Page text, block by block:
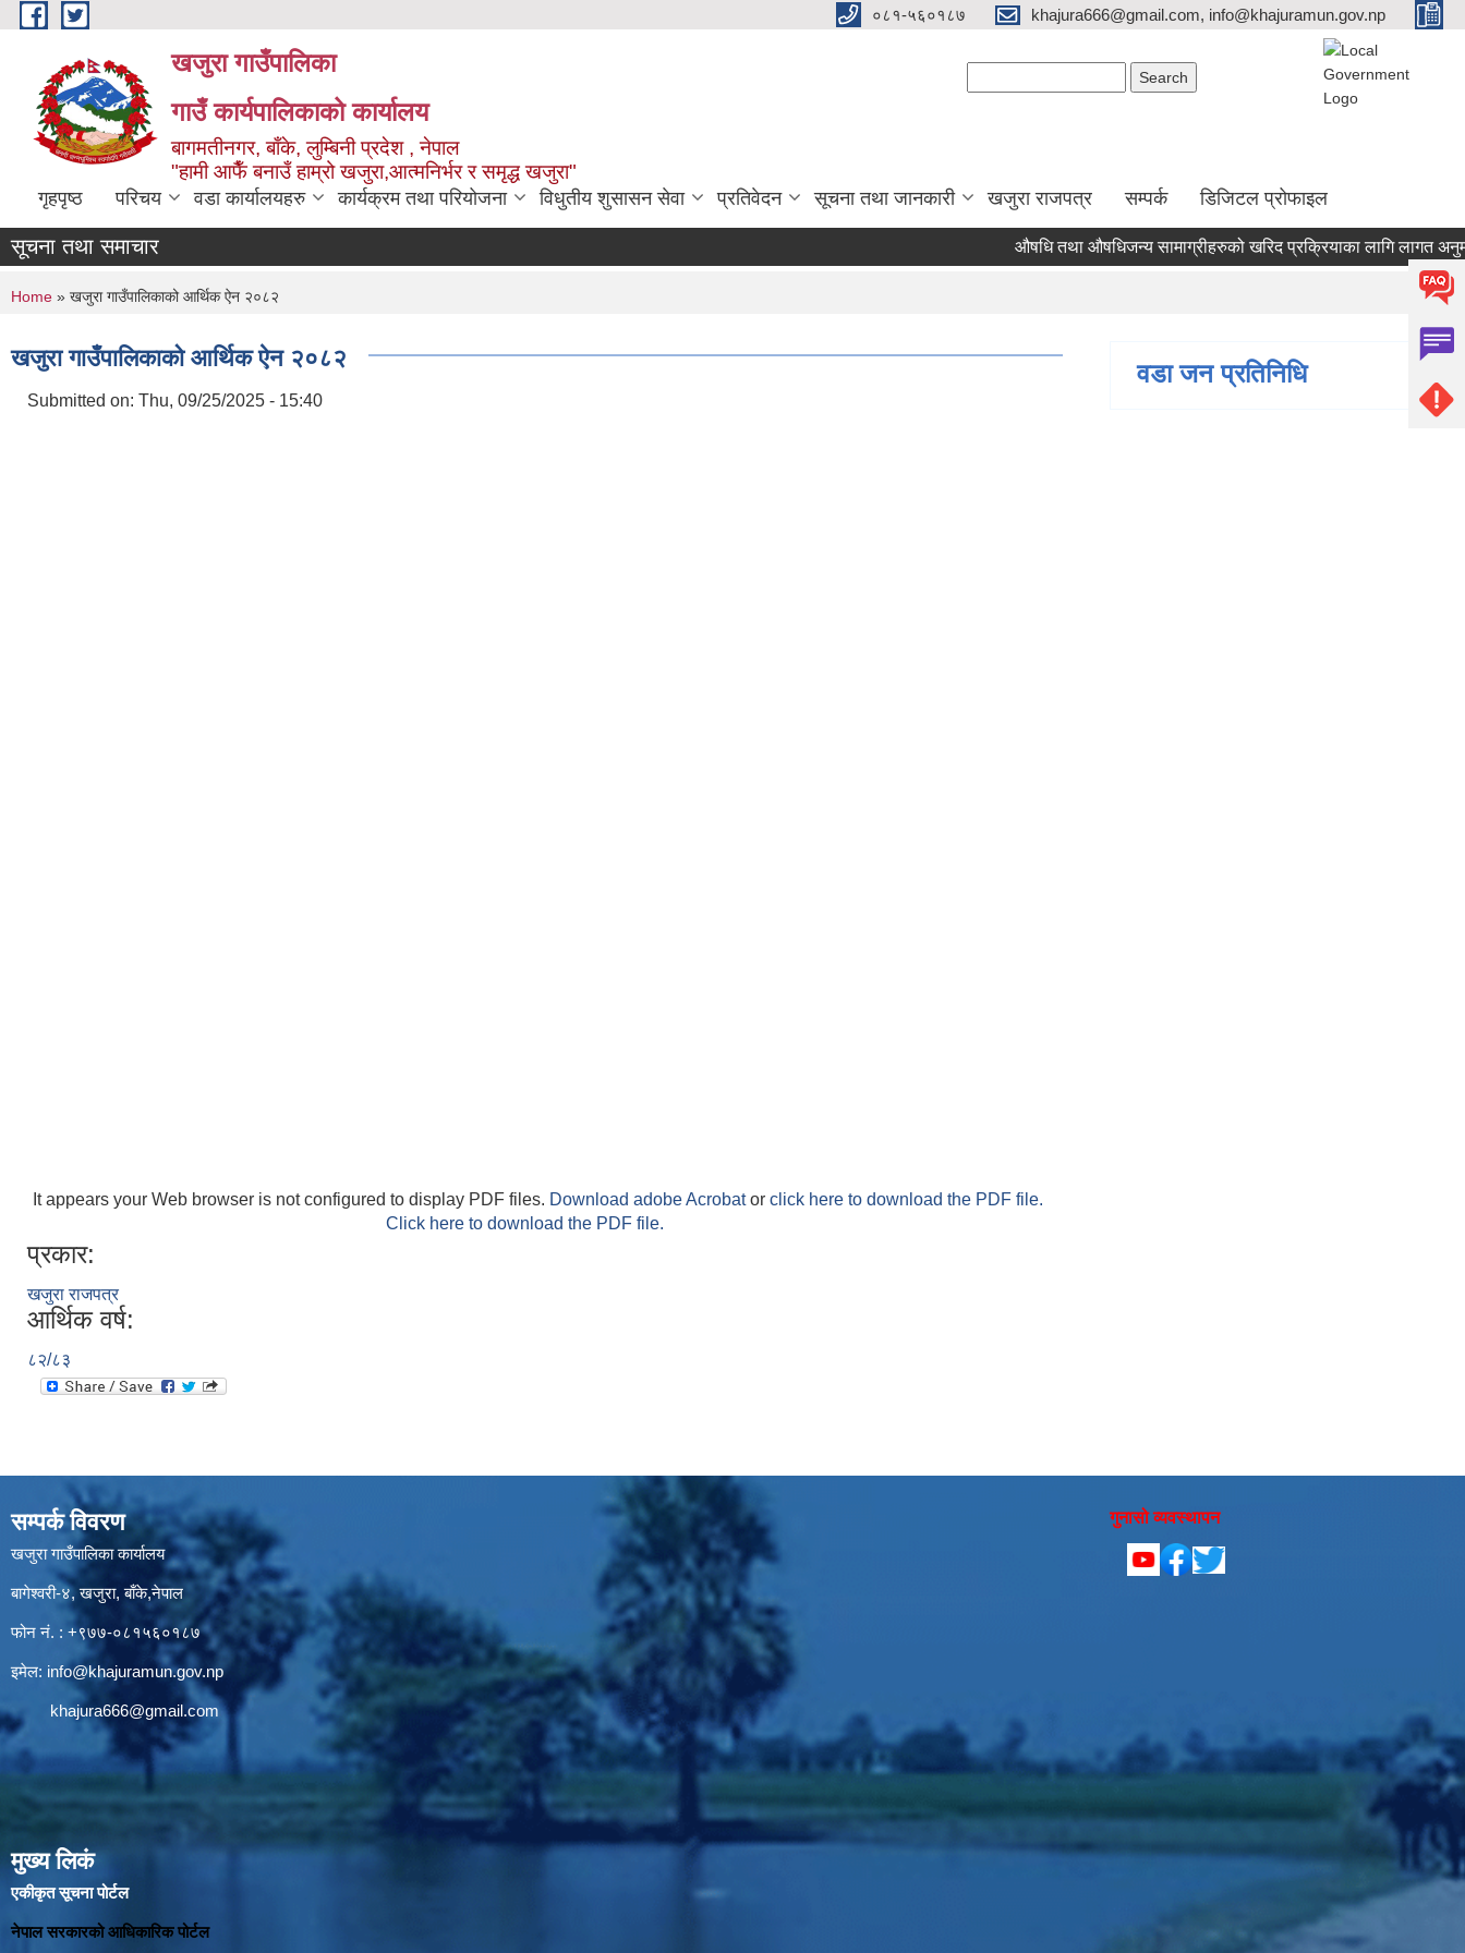
Skip to main content ०८१-५६०१८७ khajura666@gmail.com, info@khajuramun.gov.np
खजुरा गाउँपालिका
गाउँ कार्यपालिकाको कार्यालय
बागमतीनगर, बाँके, लुम्बिनी प्रदेश , नेपाल
"हामी आफैँ बनाउँ हाम्रो खजुरा,आत्मनिर्भर र समृद्ध खजुरा"
गृहपृष्ठ परिचय वडा कार्यालयहरु कार्यक्रम तथा परियोजना विधुतीय शुसासन सेवा प्रतिवेदन सूचना तथा जानकारी खजुरा राजपत्र सम्पर्क डिजिटल प्रोफाइल
सूचना तथा समाचार औषधि तथा औषधिजन्य सामाग्रीहरुको खरिद प्रक्रियाका लागि लागत अनुमान
You are here
Home » खजुरा गाउँपालिकाको आर्थिक ऐन २०८२
खजुरा गाउँपालिकाको आर्थिक ऐन २०८२
Submitted on: Thu, 09/25/2025 - 15:40
It appears your Web browser is not configured to display PDF files. Download adobe Acrobator click here to download the PDF file.
Click here to download the PDF file.
प्रकार:
खजुरा राजपत्र
आर्थिक वर्ष:
८२/८३
वडा जन प्रतिनिधि
सम्पर्क विवरण
खजुरा गाउँपालिका कार्यालय
बागेश्वरी-४, खजुरा, बाँके,नेपाल
फोन नं. : +९७७-०८१५६०१८७
इमेल: info@khajuramun.gov.np
khajura666@gmail.com
मुख्य लिकं
एकीकृत सूचना पोर्टल
नेपाल सरकारको आधिकारिक पोर्टल
गुनासो व्यवस्थापन